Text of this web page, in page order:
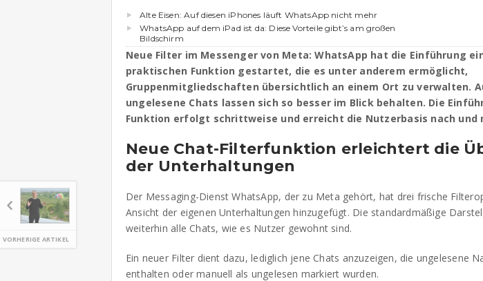
VORHERIGE ARTIKEL
Alte Eisen: Auf diesen iPhones läuft WhatsApp nicht mehr
WhatsApp auf dem iPad ist da: Diese Vorteile gibt’s am großen
Bildschirm
Neue Filter im Messenger von Meta: WhatsApp hat die Einführung
praktischen Funktion gestartet, die es unter anderem ermöglicht,
Gruppenmitgliedschaften übersichtlich an einem Ort zu verwalten.
ungelesene Chats lassen sich so besser im Blick behalten. Die
Funktion erfolgt schrittweise und erreicht die Nutzerbasis nach und
Neue Chat-Filterfunktion erleichtert die
der Unterhaltungen
Der Messaging-Dienst WhatsApp, der zu Meta gehört, hat drei frische
Ansicht der eigenen Unterhaltungen hinzugefügt. Die standardmäßige
weiterhin alle Chats, wie es Nutzer gewohnt sind.
Ein neuer Filter dient dazu, lediglich jene Chats anzuzeigen, die ungelesene
enthalten oder manuell als ungelesen markiert wurden.